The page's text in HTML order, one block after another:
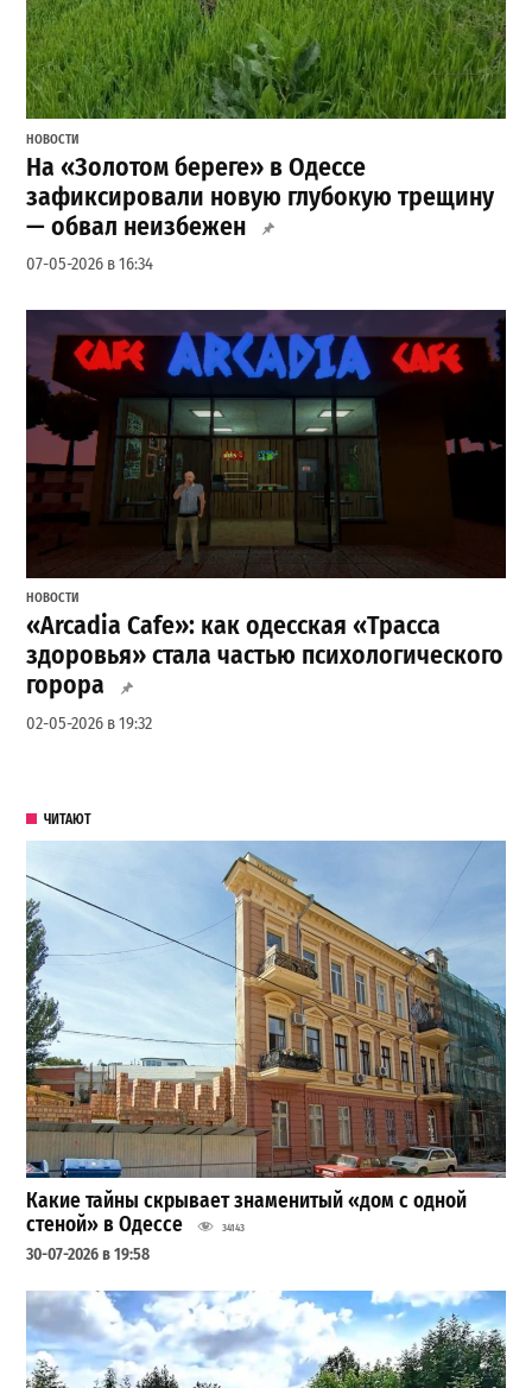
НОВОСТИ
На «Золотом береге» в Одессе
зафиксировали новую глубокую трещину
— обвал неизбежен
07-05-2026 в 16:34
НОВОСТИ
«Arcadia Cafe»: как одесская «Трасса
здоровья» стала частью психологического
горора
02-05-2026 в 19:32
ЧИТАЮТ
Какие тайны скрывает знаменитый «дом с одной
стеной» в Одессе
34143
30-07-2026 в 19:58